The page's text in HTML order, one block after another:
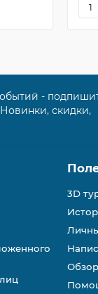
-
скидки,
3D